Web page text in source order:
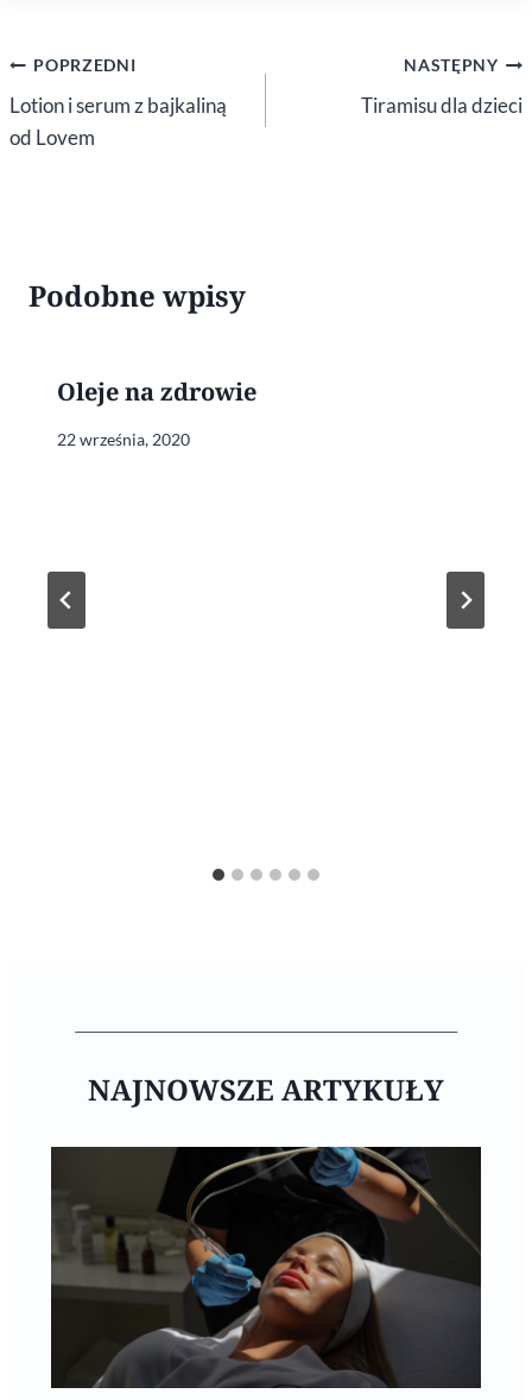
Nawigacja
wpisu
POPRZEDNI
Lotion i serum z bajkaliną
od Lovem
NASTĘPNY
Tiramisu dla dzieci
Podobne wpisy
Oleje na zdrowie
22 września, 2020
NAJNOWSZE ARTYKUŁY